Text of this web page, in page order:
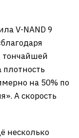
V-NAND 9
тончайшей
на 50% по
А скорость
несколько